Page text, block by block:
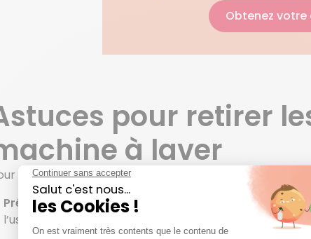
Obtenez
pour retirer
à laver
éliminer efficacement les poils de chien dans la
Pré-traitement des vêtements
: avant la mise en
l’usage d’un rouleau adhésif aident à enlever une